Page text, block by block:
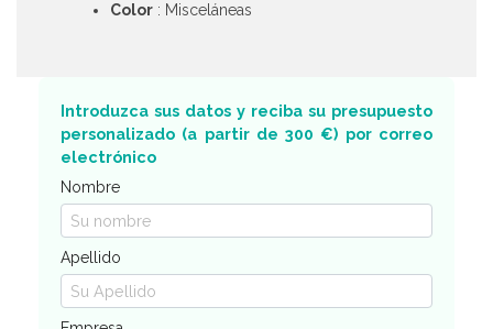
Color : Misceláneas
Introduzca sus datos y reciba su presupuesto
personalizado (a partir de 300 €) por correo
electrónico
Nombre
Apellido